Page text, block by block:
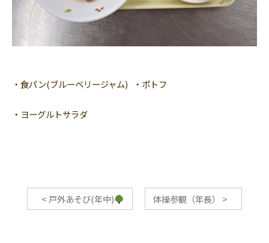
・食パン(ブルーベリージャム) ・ポトフ
・ヨーグルトサラダ
< 戸外あそび(年中) 体操参観（年長） >